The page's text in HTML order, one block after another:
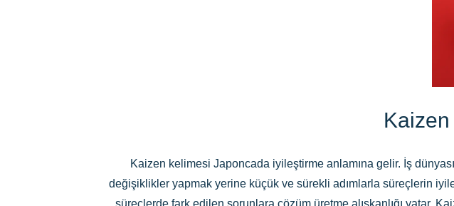
Kaizen
Kaizen kelimesi Japoncada iyileştirme anlamına gelir. İş
değişiklikler yapmak yerine küçük ve sürekli adımlarla süreçlerin
süreçlerde fark edilen sorunlara çözüm üretme alışkanlığı yatar.